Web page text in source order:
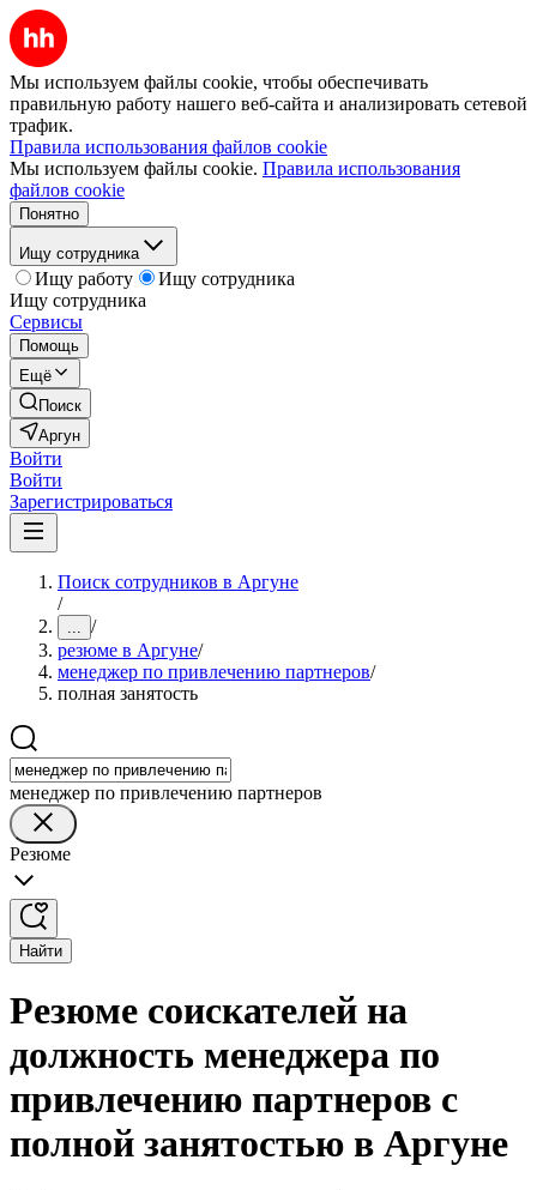
Мы используем файлы cookie, чтобы обеспечивать
правильную работу нашего веб-сайта и анализировать сетевой
трафик.
Правила использования файлов cookie
Мы используем файлы cookie. Правила использования
файлов cookie
Понятно
Ищу сотрудника
Ищу работу
Ищу сотрудника
Ищу сотрудника
Сервисы
Помощь
Ещё
Поиск
Аргун
Войти
Войти
Зарегистрироваться
Поиск сотрудников в Аргуне
/
... /
резюме в Аргуне/
менеджер по привлечению партнеров/
полная занятость
менеджер по привлечению партнеров
Резюме
Найти
Резюме соискателей на
должность менеджера по
привлечению партнеров с
полной занятостью в Аргуне